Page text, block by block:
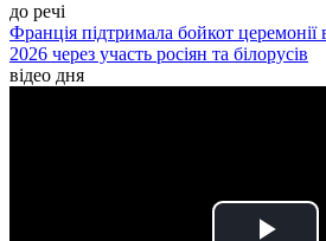
до речі
Франція підтримала бойкот церемонії
2026 через участь росіян та білорусів
відео дня